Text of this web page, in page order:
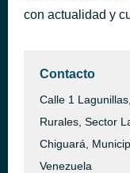
con actualidad y
Contacto
Calle 1
Rurales, Sector
Chiguará,
Venezuela